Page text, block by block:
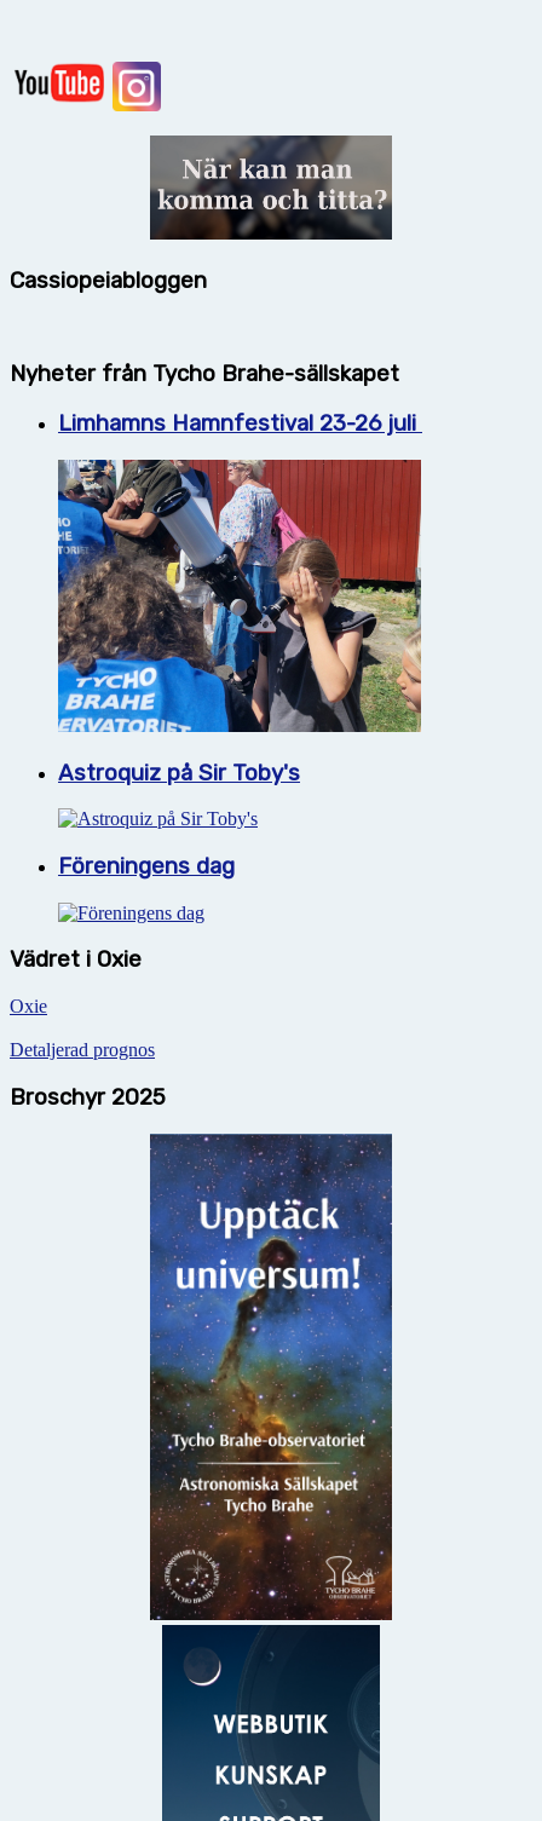
Cassiopeiabloggen
Nyheter från Tycho Brahe-sällskapet
Limhamns Hamnfestival 23-26 juli
Astroquiz på Sir Toby's
Föreningens dag
Vädret i Oxie
Oxie
Detaljerad prognos
Broschyr 2025